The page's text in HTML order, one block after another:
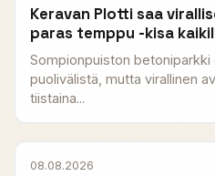
Keravan Plotti saa
paras temppu -kisa
Sompionpuiston betoniparkki
puolivälistä, mutta virallinen
tiistaina...
08.08.2026